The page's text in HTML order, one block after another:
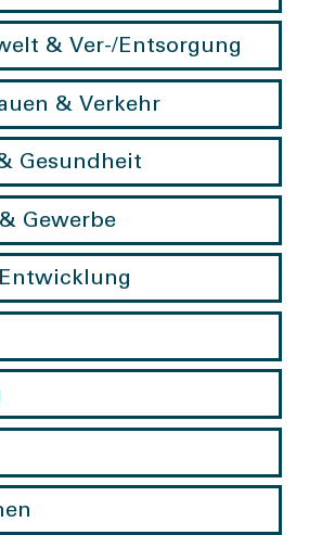
& Ver-/Entsorgung
& Verkehr
Gesundheit
Gewerbe